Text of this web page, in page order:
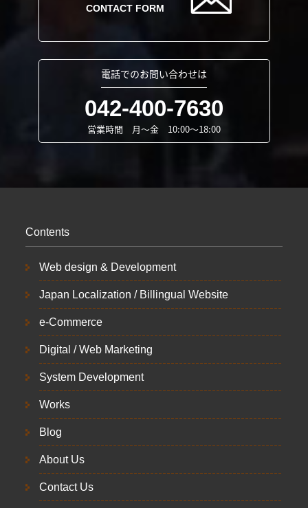
電話でのお問い合わせは
042-400-7630
営業時間 月～金 10:00～18:00
CONTACT FORM
Contents
Web design & Development
Japan Localization / Billingual Website
e-Commerce
Digital / Web Marketing
System Development
Works
Blog
About Us
Contact Us